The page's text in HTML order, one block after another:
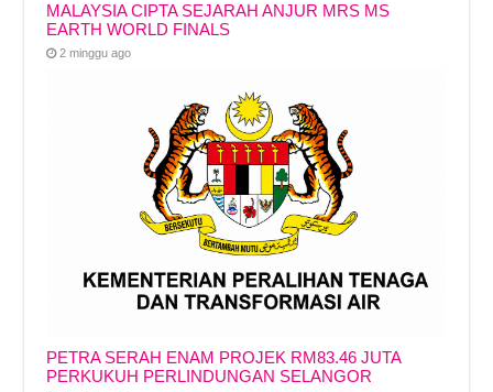
MALAYSIA CIPTA SEJARAH ANJUR MRS MS
EARTH WORLD FINALS
2 minggu ago
PETRA SERAH ENAM PROJEK RM83.46 JUTA
PERKUKUH PERLINDUNGAN SELANGOR